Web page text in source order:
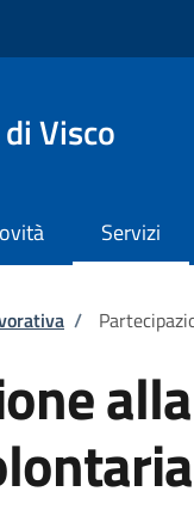
Visco
Servizi
/